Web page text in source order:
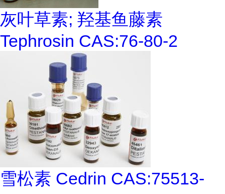
灰叶草素; 羟基鱼藤素
Tephrosin CAS:76-80-2
雪松素 Cedrin CAS:75513-